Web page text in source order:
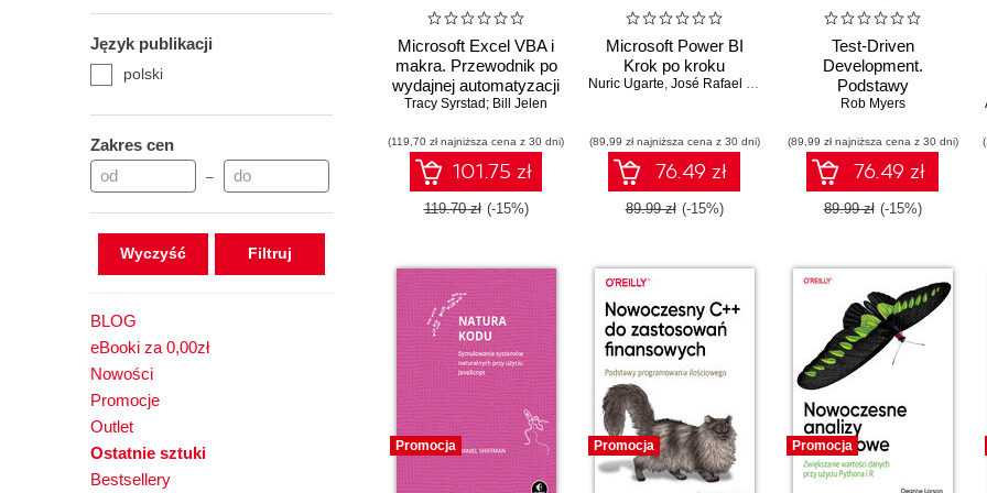
Język publikacji
polski
Zakres cen
–
Wyczyść
BLOG
eBooki za 0,00zł
Nowości
Promocje
Outlet
Ostatnie sztuki
Bestsellery
Microsoft Excel VBA i
makra. Przewodnik po
wydajnej automatyzacji
Tracy Syrstad; Bill Jelen
(119,70 zł najniższa cena z 30 dni)
101.75 zł
119.70 zł (-15%)
Microsoft Power BI
Krok po kroku
Nuric Ugarte, José Rafael Escalante
(89,99 zł najniższa cena z 30 dni)
76.49 zł
89.99 zł (-15%)
Test-Driven
Development.
Podstawy
Rob Myers
(89,99 zł najniższa cena z 30 dni)
76.49 zł
89.99 zł (-15%)
Promocja Promocja Promocja